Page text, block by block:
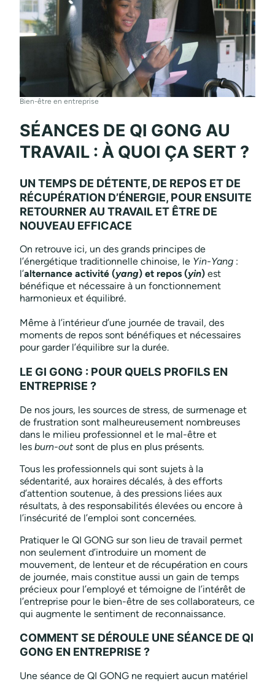
Bien-être en entreprise
SÉANCES DE QI GONG AU
TRAVAIL : À QUOI ÇA SERT ?
UN TEMPS DE DÉTENTE, DE REPOS ET DE
RÉCUPÉRATION D’ÉNERGIE, POUR ENSUITE
RETOURNER AU TRAVAIL ET ÊTRE DE
NOUVEAU EFFICACE
On retrouve ici, un des grands principes de
l’énergétique traditionnelle chinoise, le Yin-Yang :
l’alternance activité (yang) et repos (yin) est
bénéfique et nécessaire à un fonctionnement
harmonieux et équilibré.
Même à l’intérieur d’une journée de travail, des
moments de repos sont bénéfiques et nécessaires
pour garder l’équilibre sur la durée.
LE GI GONG : POUR QUELS PROFILS EN
ENTREPRISE ?
De nos jours, les sources de stress, de surmenage et
de frustration sont malheureusement nombreuses
dans le milieu professionnel et le mal-être et
les burn-outsont de plus en plus présents.
Tous les professionnels qui sont sujets à la
sédentarité, aux horaires décalés, à des efforts
d’attention soutenue, à des pressions liées aux
résultats, à des responsabilités élevées ou encore à
l’insécurité de l’emploi sont concernées.
Pratiquer le QI GONG sur son lieu de travail permet
non seulement d’introduire un moment de
mouvement, de lenteur et de récupération en cours
de journée, mais constitue aussi un gain de temps
précieux pour l’employé et témoigne de l’intérêt de
l’entreprise pour le bien-être de ses collaborateurs, ce
qui augmente le sentiment de reconnaissance.
COMMENT SE DÉROULE UNE SÉANCE DE QI
GONG EN ENTREPRISE ?
Une séance de QI GONG ne requiert aucun matériel